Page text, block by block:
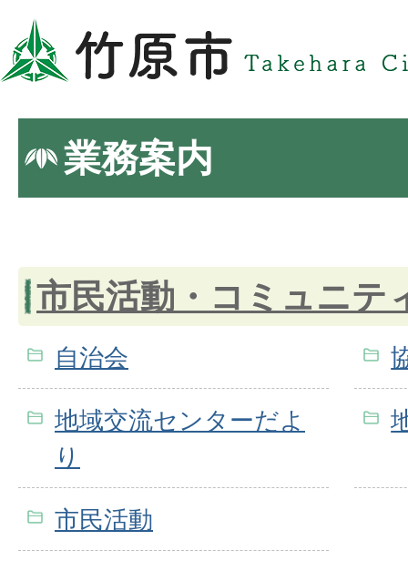
業務案内
市民活動・コミュニテ
自治会
地域交流センターだよ
り
市民活動